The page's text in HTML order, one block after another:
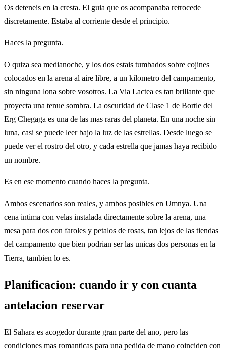
Os deteneis en la cresta. El guia que os acompanaba retrocede
discretamente. Estaba al corriente desde el principio.
Haces la pregunta.
O quiza sea medianoche, y los dos estais tumbados sobre cojines
colocados en la arena al aire libre, a un kilometro del campamento,
sin ninguna lona sobre vosotros. La Via Lactea es tan brillante que
proyecta una tenue sombra. La oscuridad de Clase 1 de Bortle del
Erg Chegaga es una de las mas raras del planeta. En una noche sin
luna, casi se puede leer bajo la luz de las estrellas. Desde luego se
puede ver el rostro del otro, y cada estrella que jamas haya recibido
un nombre.
Es en ese momento cuando haces la pregunta.
Ambos escenarios son reales, y ambos posibles en Umnya. Una
cena intima con velas instalada directamente sobre la arena, una
mesa para dos con faroles y petalos de rosas, tan lejos de las tiendas
del campamento que bien podrian ser las unicas dos personas en la
Tierra, tambien lo es.
Planificacion: cuando ir y con cuanta
antelacion reservar
El Sahara es acogedor durante gran parte del ano, pero las
condiciones mas romanticas para una pedida de mano coinciden con